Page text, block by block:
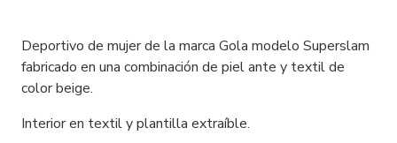
Deportivo de mujer de la marca Gola modelo Superslam
fabricado en una combinación de piel ante y textil de
color beige.
Interior en textil y plantilla extraíble.